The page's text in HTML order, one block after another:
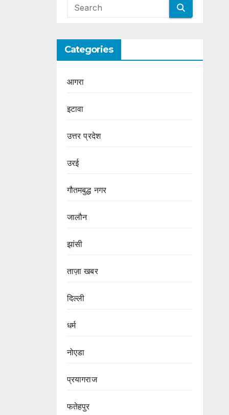
Categories
आगरा
इटावा
उत्तर प्रदेश
उरई
गौतमबुद्ध नगर
जालौन
झांसी
ताज़ा खबर
दिल्ली
धर्म
नोएडा
प्रयागराज
फतेहपुर